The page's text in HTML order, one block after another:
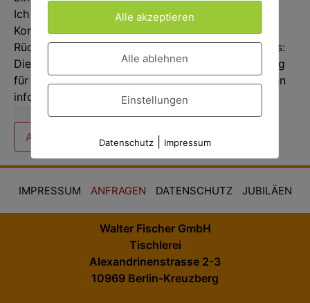
Ich willige ein, dass meine Angaben zur
Kontaktaufnahme und Zuordnung für eventuelle
Rückfragen dauerhaft gespeichert werden. Hinweis:
Diese Einwilligung können Sie jederzeit mit Wirkung
für die Zukunft widerrufen, indem Sie eine E-Mail an
info@tischlerei-walterfischer.de schicken.
Ich stimme der Datenschutzerklärung zu.
Absenden
IMPRESSUM ANFRAGEN DATENSCHUTZ JUBILÄEN
Walter Fischer GmbH
Tischlerei
Alexandrinenstrasse 2-3
10969 Berlin-Kreuzberg
Alle akzeptieren
Alle ablehnen
Einstellungen
Datenschutz| Impressum